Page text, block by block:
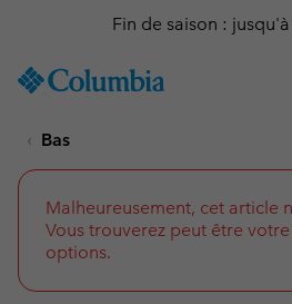
TO
SKIP
NAV
SKIP
TO
SEARCH
Fin de saison : jusqu'à
Bas
Malheureusement, cet article
Vous trouverez peut être
options.